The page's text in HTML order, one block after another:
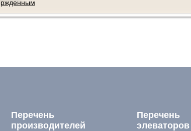
Перечень
производителей
Перечень
элеваторов